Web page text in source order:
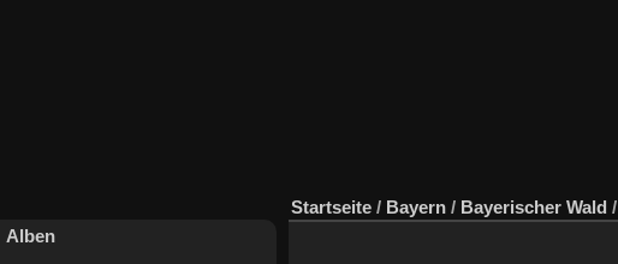
Alben
Startseite / Bayern / Bayerischer Wald /